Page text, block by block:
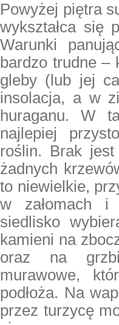
Powyżej piętra
wykształca się
Warunki
bardzo trudne –
gleby (lub jej
insolacja, a w
huraganu. W
najlepiej
roślin. Brak
żadnych
to niewielkie,
w załomach i
siedlisko
kamieni na
oraz na
murawowe,
podłoża. Na
przez turzycę